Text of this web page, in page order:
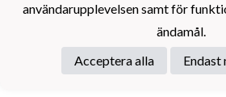
användarupplevelsen samt för
ändamål.
Acceptera alla
Endast